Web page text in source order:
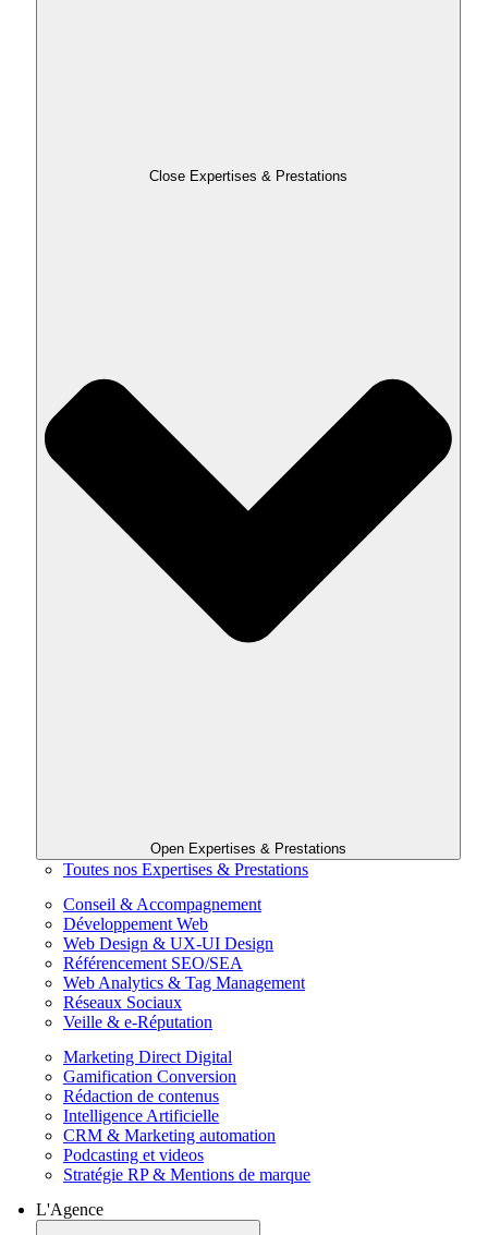
Close Expertises & Prestations
Open Expertises & Prestations
Toutes nos Expertises & Prestations
Conseil & Accompagnement
Développement Web
Web Design & UX-UI Design
Référencement SEO/SEA
Web Analytics & Tag Management
Réseaux Sociaux
Veille & e-Réputation
Marketing Direct Digital
Gamification Conversion
Rédaction de contenus
Intelligence Artificielle
CRM & Marketing automation
Podcasting et videos
Stratégie RP & Mentions de marque
L'Agence